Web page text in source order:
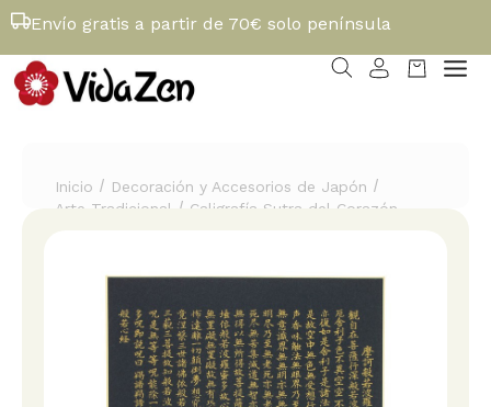
Envío gratis a partir de 70€ solo península
Inicio / Decoración y Accesorios de Japón /
Arte Tradicional / Caligrafía Sutra del Corazón